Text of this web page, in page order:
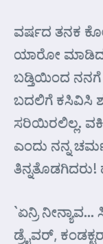
ವರ್ಷದ ತನಕ
ಯಾರೋ ಮಾಡಿದ
ಬಡ್ತಿಯಿಂದ ನನಗೆ
ಬದಲಿಗೆ ಕಸಿವಿಸಿ
ಸರಿಯಿರಲಿಲ್ಲ.
ಎಂದು ನನ್ನ
`ಏನ್ರಿ
ಡ್ರೈವರ್,